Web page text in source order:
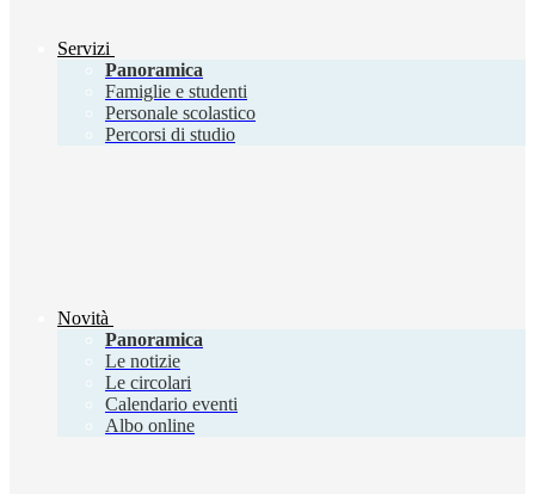
Servizi
Panoramica
Famiglie e studenti
Personale scolastico
Percorsi di studio
Novità
Panoramica
Le notizie
Le circolari
Calendario eventi
Albo online